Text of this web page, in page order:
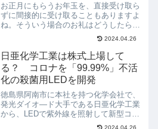
お正月にもらうお年玉を、直接受け取ら
ずに間接的に受け取ることもありますよ
ね。そういう場合のお礼はどうしたらよ
いのでしょうか？本来であれば、手紙も
しくは電話をかけてお礼を伝えるのがマ
ナーとされています。ですので、できる
なら手紙を書いたり、電話...
2024.04.26
日亜化学工業は株式上場して
る？ コロナを「99.99%」不活
化の殺菌用LEDを開発
徳島県阿南市に本社を持つ化学会社で、
発光ダイオ―ド大手である日亜化学工業
から、LEDで紫外線を照射して新型コロ
ナウイルスを不活化し、殺菌に利用でき
2024.04.26